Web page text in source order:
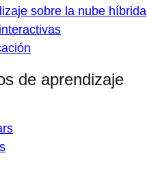
sobre la nube híbrida
de aprendizaje